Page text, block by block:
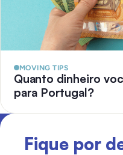
MOVING TIPS
Quanto dinheiro
para Portugal?
Fique por